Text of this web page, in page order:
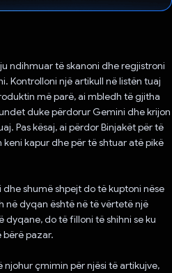
ndihmuar të skanoni dhe regjistroni
Kontrolloni një artikull në listën tuaj
më parë, ai mbledh të gjitha
duke përdorur Gemini dhe krijon
Pas kësaj, ai përdor Binjakët për të
kapur dhe për të shtuar atë pikë
shumë shpejt do të kuptoni nëse
në dyqan është në të vërtetë një
dyqane, do të filloni të shihni se ku
bërë pazar.
çmimin për njësi të artikujve,